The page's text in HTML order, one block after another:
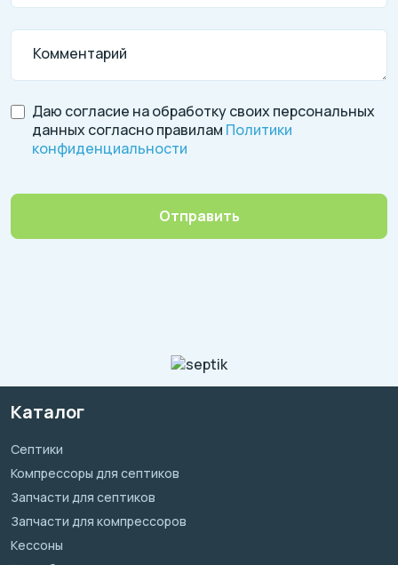
Комментарий
Даю согласие на обработку своих персональных
данных согласно правилам Политики
конфиденциальности
Отправить
Каталог
Септики
Компрессоры для септиков
Запчасти для септиков
Запчасти для компрессоров
Кессоны